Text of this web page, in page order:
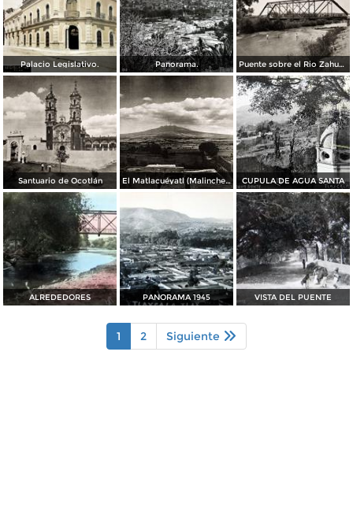
Palacio Legislativo. Panorama. Puente sobre el Rio Zahuapan
Santuario de Ocotlán El Matlacuéyatl (Malinche), visto desde Tlaxcala. CUPULA DE AGUA SANTA
ALREDEDORES PANORAMA 1945 VISTA DEL PUENTE
1 2 Siguiente